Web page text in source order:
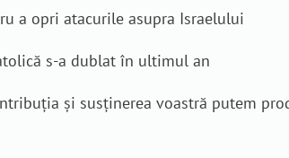
a opri atacurile asupra Israelului
s-a dublat în ultimul an
și susținerea voastră putem